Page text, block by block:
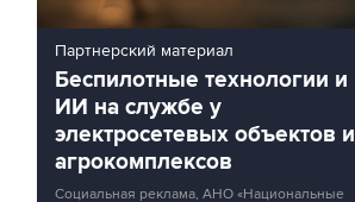
Партнерский материал
Беспилотные технологии и
ИИ на службе у
электросетевых объектов и
агрокомплексов
Социальная реклама, АНО «Национальные